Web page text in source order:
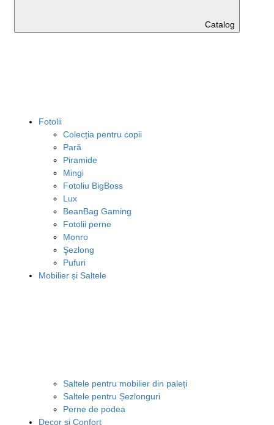
Catalog
Fotolii
Colecția pentru copii
Pară
Piramide
Mingi
Fotoliu BigBoss
Lux
BeanBag Gaming
Fotolii perne
Monro
Şezlong
Pufuri
Mobilier și Saltele
Saltele pentru mobilier din paleți
Saltele pentru Șezlonguri
Perne de podea
Decor și Confort